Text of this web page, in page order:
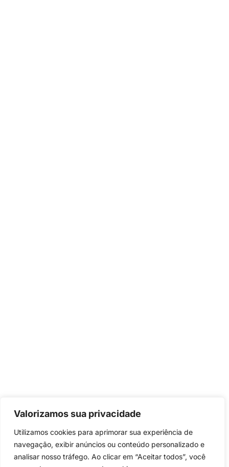
Valorizamos sua privacidade
Utilizamos cookies para aprimorar sua experiência de
navegação, exibir anúncios ou conteúdo personalizado e
analisar nosso tráfego. Ao clicar em “Aceitar todos”, você